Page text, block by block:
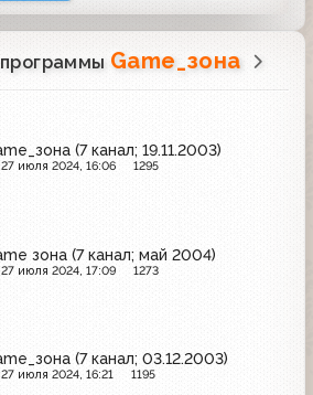
Game_зона
(7 канал; 19.11.2003)
27 июля 2024, 16:06 1295
зона (7 канал; май 2004)
27 июля 2024, 17:09 1273
(7 канал; 03.12.2003)
27 июля 2024, 16:21 1195